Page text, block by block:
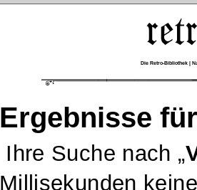
Die Retro-Bibliothek |
Ergebnisse
Ihre Suche nach
Millisekunden